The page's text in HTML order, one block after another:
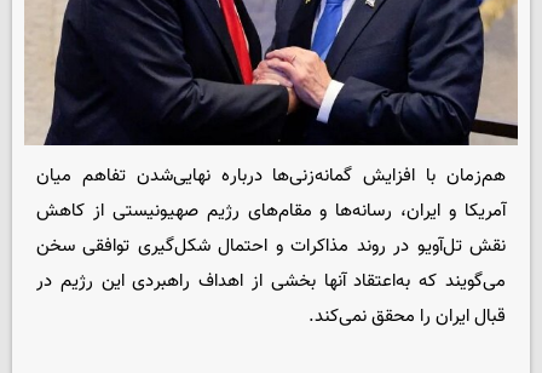
هم‌زمان با افزایش گمانه‌زنی‌ها درباره نهایی‌شدن تفاهم میان
آمریکا و ایران، رسانه‌ها و مقام‌های رژیم صهیونیستی از کاهش
نقش تل‌آویو در روند مذاکرات و احتمال شکل‌گیری توافقی سخن
می‌گویند که به‌اعتقاد آنها بخشی از اهداف راهبردی این رژیم در
قبال ایران را محقق نمی‌کند.